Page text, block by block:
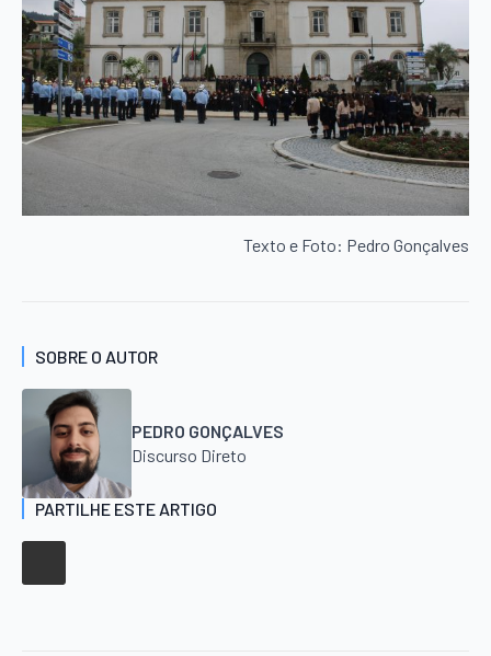
Texto e Foto: Pedro Gonçalves
SOBRE O AUTOR
PEDRO GONÇALVES
Discurso Direto
PARTILHE ESTE ARTIGO